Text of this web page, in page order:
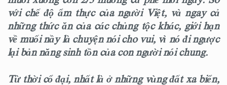
với chế độ ẩm thực của người Việt, và ngay cả
những thức ăn của các chủng tộc khác, giới hạn
về muối nầy là chuyện nói cho vui, vì nó đi ngược
lại bản năng sinh tồn của con người nói chung.
Từ thời cổ đại, nhất là ở những vùng đất xa biển,